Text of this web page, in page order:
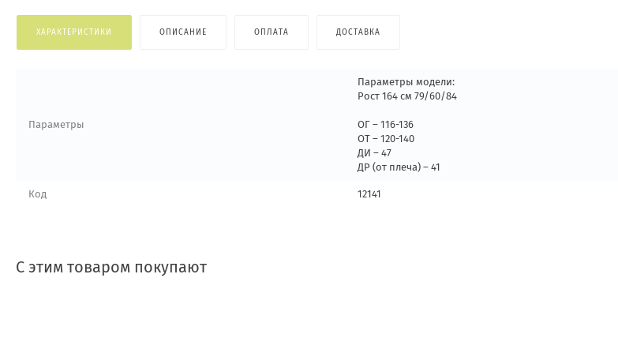
ХАРАКТЕРИСТИКИ ОПИСАНИЕ ОПЛАТА ДОСТАВКА
Параметры
Параметры модели:
Рост 164 см 79/60/84
ОГ – 116-136
ОТ – 120-140
ДИ – 47
ДР (от плеча) – 41
Код 12141
С этим товаром покупают